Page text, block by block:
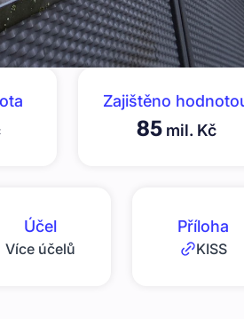
Zajištěno
85mil. Kč
Účel
Více účelů
Příloha
KISS